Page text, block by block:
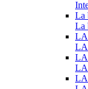
La
La